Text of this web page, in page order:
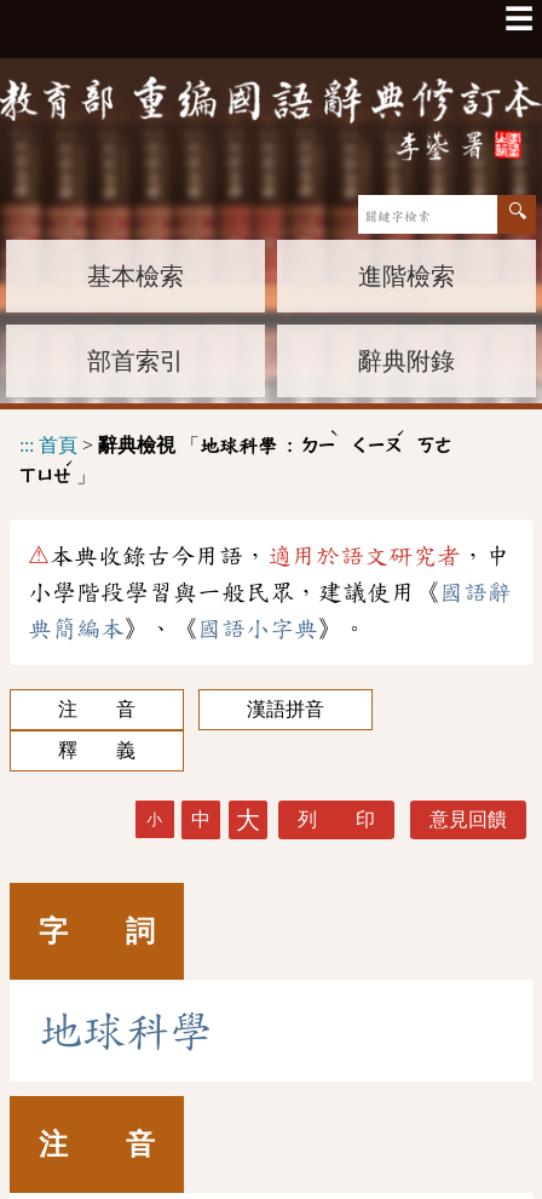
☰
基本檢索 進階檢索
部首索引 辭典附錄
::: 首頁 > 辭典檢視「 地球科學 : ㄉㄧ
ˋ
ㄑㄧㄡ
ˊ
ㄎㄜ
ㄒㄩㄝ
ˊ
」
⚠本典收錄古今用語， 適用於語文研究者 ，中
小學階段學習與一般民眾，建議使用《 國語辭
典簡編本》、《 國語小字典》。
注 音
漢語拼音
釋 義
小 中 大 列 印 意見回饋
字 詞
地球科學
注 音